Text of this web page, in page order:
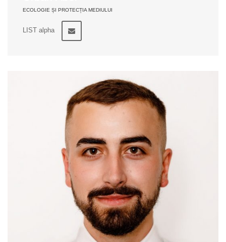
ECOLOGIE ȘI PROTECȚIA MEDIULUI
LIST alpha